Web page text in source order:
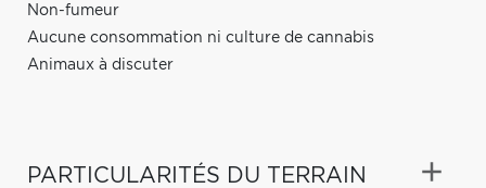
Non-fumeur
Aucune consommation ni culture de cannabis
Animaux à discuter
PARTICULARITÉS DU TERRAIN